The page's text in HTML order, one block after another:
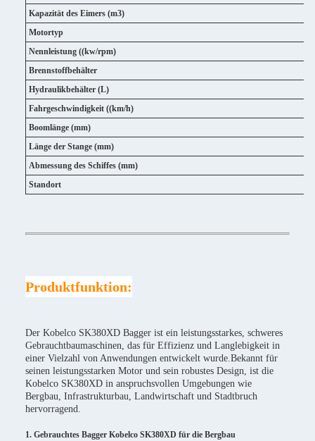
Kapazität des Eimers (m3)
Motortyp
Nennleistung ((kw/rpm)
Brennstoffbehälter
Hydraulikbehälter (L)
Fahrgeschwindigkeit ((km/h)
Boomlänge (mm)
Länge der Stange (mm)
Abmessung des Schiffes (mm)
Standort
Produktfunktion:
Der Kobelco SK380XD Bagger ist ein leistungsstarkes, schweres
Gebrauchtbaumaschinen, das für Effizienz und Langlebigkeit in
einer Vielzahl von Anwendungen entwickelt wurde.Bekannt für
seinen leistungsstarken Motor und sein robustes Design, ist die
Kobelco SK380XD in anspruchsvollen Umgebungen wie
Bergbau, Infrastrukturbau, Landwirtschaft und Stadtbruch
hervorragend.
1. Gebrauchtes Bagger Kobelco SK380XD für die Bergbau